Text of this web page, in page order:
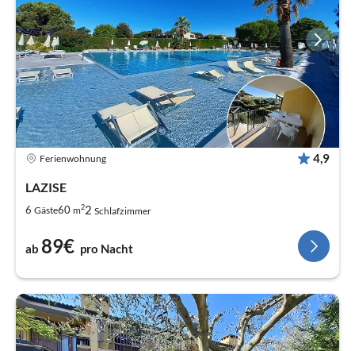
Ferienwohnung 4,9
LAZISE
6 Gäste60 m22 Schlafzimmer
ab 89€ pro Nacht